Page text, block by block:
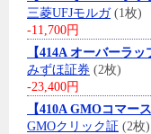
三菱UFJモルガ(1枚)
-11,700円
【414A オーバーラッ
みずほ証券 (2枚)
-23,400円
【410A GMOコマース
GMOクリック証 (2枚)